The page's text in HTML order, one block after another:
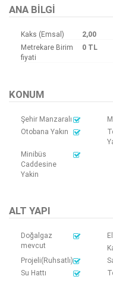
ANA BILGI
Kaks (Emsal) 2,00
Metrekare Birim
fiyati
0 TL
KONUM
Şehir Manzaralı
Otobana Yakın
Minibüs
Caddesine
Yakin
ALT YAPI
Doğalgaz
mevcut
Projeli(Ruhsatlı)
Su Hattı